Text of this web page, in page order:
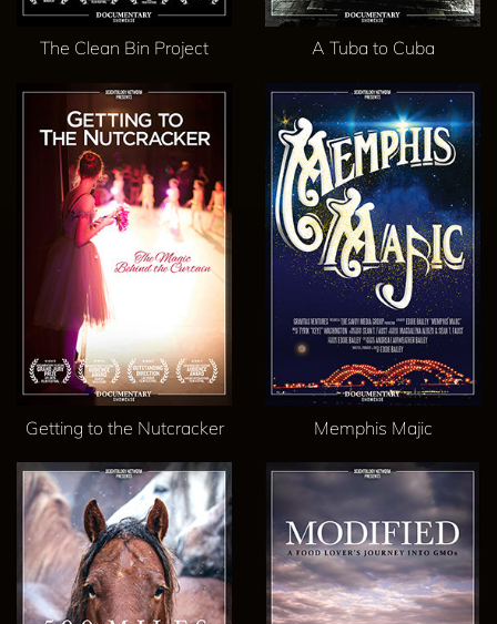
The Clean Bin Project A Tuba to Cuba
Getting to the Nutcracker Memphis Majic